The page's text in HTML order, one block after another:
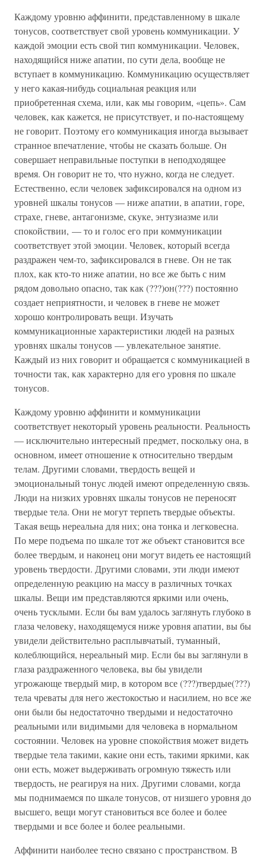
Каждому уровню аффинити, представленному в шкале
тонусов, соответствует свой уровень коммуникации. У
каждой эмоции есть свой тип коммуникации. Человек,
находящийся ниже апатии, по сути дела, вообще не
вступает в коммуникацию. Коммуникацию осуществляет
у него какая-нибудь социальная реакция или
приобретенная схема, или, как мы говорим, «цепь». Сам
человек, как кажется, не присутствует, и по-настоящему
не говорит. Поэтому его коммуникация иногда вызывает
странное впечатление, чтобы не сказать больше. Он
совершает неправильные поступки в неподходящее
время. Он говорит не то, что нужно, когда не следует.
Естественно, если человек зафиксировался на одном из
уровней шкалы тонусов — ниже апатии, в апатии, горе,
страхе, гневе, антагонизме, скуке, энтузиазме или
спокойствии, — то и голос его при коммуникации
соответствует этой эмоции. Человек, который всегда
раздражен чем-то, зафиксировался в гневе. Он не так
плох, как кто-то ниже апатии, но все же быть с ним
рядом довольно опасно, так как (???)он(???) постоянно
создает неприятности, и человек в гневе не может
хорошо контролировать вещи. Изучать
коммуникационные характеристики людей на разных
уровнях шкалы тонусов — увлекательное занятие.
Каждый из них говорит и обращается с коммуникацией в
точности так, как характерно для его уровня по шкале
тонусов.
Каждому уровню аффинити и коммуникации
соответствует некоторый уровень реальности. Реальность
— исключительно интересный предмет, поскольку она, в
основном, имеет отношение к относительно твердым
телам. Другими словами, твердость вещей и
эмоциональный тонус людей имеют определенную связь.
Люди на низких уровнях шкалы тонусов не переносят
твердые тела. Они не могут терпеть твердые объекты.
Такая вещь нереальна для них; она тонка и легковесна.
По мере подъема по шкале тот же объект становится все
более твердым, и наконец они могут видеть ее настоящий
уровень твердости. Другими словами, эти люди имеют
определенную реакцию на массу в различных точках
шкалы. Вещи им представляются яркими или очень,
очень тусклыми. Если бы вам удалось заглянуть глубоко в
глаза человеку, находящемуся ниже уровня апатии, вы бы
увидели действительно расплывчатый, туманный,
колеблющийся, нереальный мир. Если бы вы заглянули в
глаза раздраженного человека, вы бы увидели
угрожающе твердый мир, в котором все (???)твердые(???)
тела чреваты для него жестокостью и насилием, но все же
они были бы недостаточно твердыми и недостаточно
реальными или видимыми для человека в нормальном
состоянии. Человек на уровне спокойствия может видеть
твердые тела такими, какие они есть, такими яркими, как
они есть, может выдерживать огромную тяжесть или
твердость, не реагируя на них. Другими словами, когда
мы поднимаемся по шкале тонусов, от низшего уровня до
высшего, вещи могут становиться все более и более
твердыми и все более и более реальными.
Аффинити наиболее тесно связано с пространством. В